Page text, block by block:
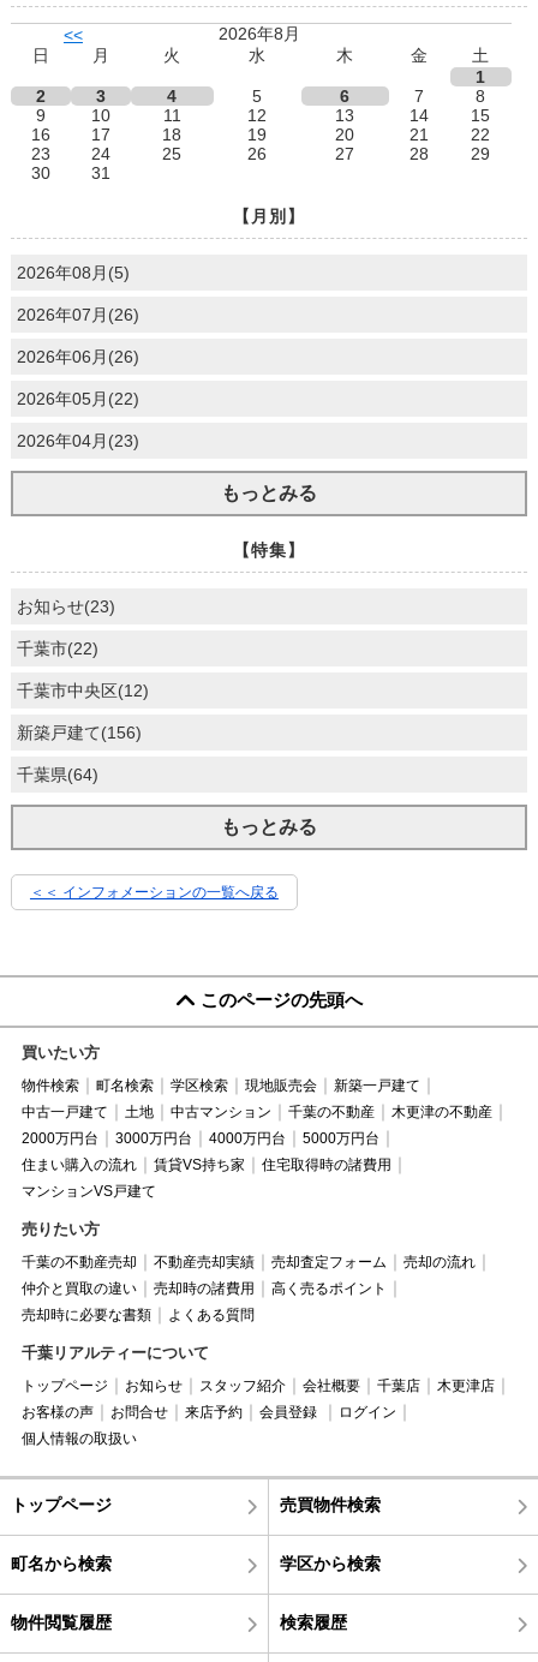
<<
2026年8月
日
月 火 水 木 金
土
1
2
3 4 5 6 7
8
9
10 11 12 13 14
15
16
17 18 19 20 21
22
23
24 25 26 27 28
29
30
31
【月別】
2026年08月(5)
2026年07月(26)
2026年06月(26)
2026年05月(22)
2026年04月(23)
もっとみる
【特集】
お知らせ(23)
千葉市(22)
千葉市中央区(12)
新築戸建て(156)
千葉県(64)
もっとみる
＜＜ インフォメーションの一覧へ戻る
このページの先頭へ
買いたい方
物件検索 町名検索 学区検索 現地販売会
新築一戸建て
中古一戸建て
土地 中古マンション 千葉の不動産
木更津の不動産
2000万円台
3000万円台 4000万円台
5000万円台
住まい購入の流れ
賃貸VS持ち家
住宅取得時の諸費用
マンションVS戸建て
売りたい方
千葉の不動産売却 不動産売却実績 売却査定フォーム
売却の流れ
仲介と買取の違い
売却時の諸費用
高く売るポイント
売却時に必要な書類
よくある質問
千葉リアルティーについて
トップページ お知らせ スタッフ紹介 会社概要 千葉店
木更津店
お客様の声
お問合せ 来店予約 会員登録
ログイン
個人情報の取扱い
トップページ 売買物件検索
町名から検索 学区から検索
物件閲覧履歴 検索履歴